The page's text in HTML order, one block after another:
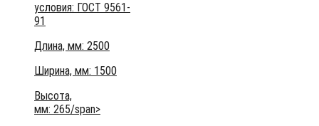
условия: ГОСТ 9561-
91
Длина, мм: 2500
Ширина, мм: 1500
Высота,
мм: 265/span>